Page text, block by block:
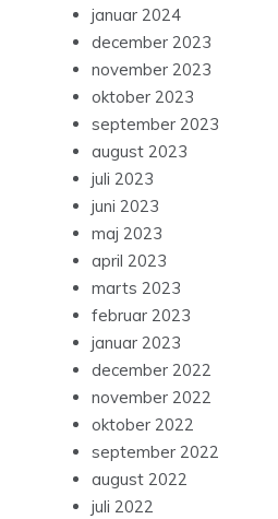
januar 2024
december 2023
november 2023
oktober 2023
september 2023
august 2023
juli 2023
juni 2023
maj 2023
april 2023
marts 2023
februar 2023
januar 2023
december 2022
november 2022
oktober 2022
september 2022
august 2022
juli 2022